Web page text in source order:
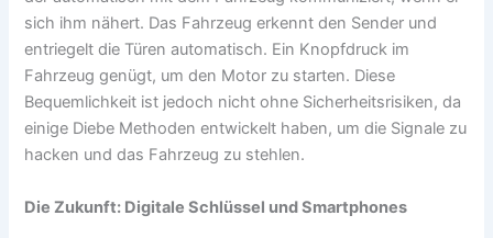
sich ihm nähert. Das Fahrzeug erkennt den Sender und
entriegelt die Türen automatisch. Ein Knopfdruck im
Fahrzeug genügt, um den Motor zu starten. Diese
Bequemlichkeit ist jedoch nicht ohne Sicherheitsrisiken, da
einige Diebe Methoden entwickelt haben, um die Signale zu
hacken und das Fahrzeug zu stehlen.
Die Zukunft: Digitale Schlüssel und Smartphones